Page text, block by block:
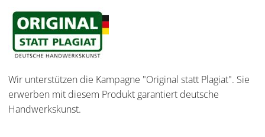
Wir unterstützen die Kampagne "Original statt Plagiat". Sie
erwerben mit diesem Produkt garantiert deutsche
Handwerkskunst.